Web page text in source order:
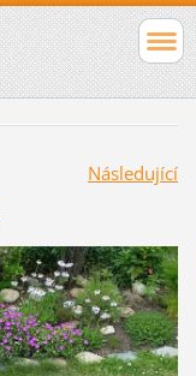
Následující